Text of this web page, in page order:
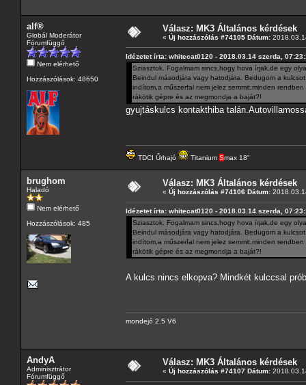
alf®
Globál Moderátor
Fórumfüggő
Nem elérhető
Hozzászólások: 48650
Válasz: MK3 Általános kérdések
« Új hozzászólás #74105 Dátum:
Idézetet írta: whitecat0120 - 2018.03.14 szerda,
Sziasztok. Fogalmam sincs,hogy hova írjak,de egy
Beindul másodjára vagy hatodjára. Bedugom a
indítom,a műszerfal nem jelez semmit,minden
rákötik gépre és az megmondja a baját?!
gyujtáskulcs kontakthiba
TDCI Űrhajó Titanium Smax 18"
brughom
Haladó
Nem elérhető
Hozzászólások: 485
Válasz: MK3 Általános kérdések
« Új hozzászólás #74106 Dátum:
Idézetet írta: whitecat0120 - 2018.03.14 szerda,
Sziasztok. Fogalmam sincs,hogy hova írjak,de egy
Beindul másodjára vagy hatodjára. Bedugom a
indítom,a műszerfal nem jelez semmit,minden
rákötik gépre és az megmondja a baját?!
A kulcs nincs elkopva? Mindkét kulccsal
mondejó 2.5 V6
AndyA
Adminisztrátor
Fórumfüggő
Válasz: MK3 Általános kérdések
« Új hozzászólás #74107 Dátum: